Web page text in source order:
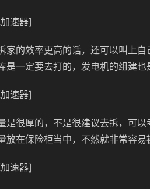
速器]
家的效率更高的话，还可以叫上
是一定要去打的，发电机的组建也
速器]
是很厚的，不是很建议去拆，可
放在保险柜当中，不然就非常容易
速器]